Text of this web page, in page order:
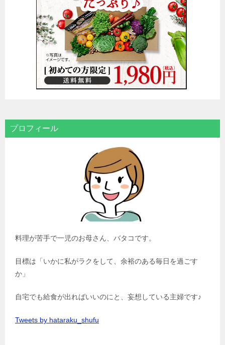
プロフィール
料理が苦手で一児のお母さん、バタコです。
目標は「いかに私がラクをして、余裕のある毎日を過ごす
か」
自宅でも給食が出ればいいのにと、妄想している主婦です♪
Tweets by hataraku_shufu